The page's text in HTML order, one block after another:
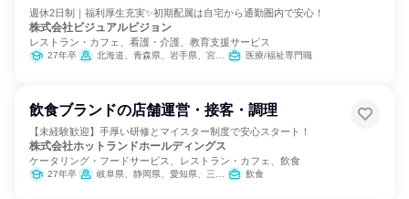
週休2日制｜福利厚生充実✨初期配属は自宅から通勤圏内で安心！
株式会社ビジュアルビジョン
レストラン・カフェ、看護・介護、教育支援サービス
27年卒 北海道、青森県、岩手県、宮城県、秋田県、山形県、福島県、茨城県、栃木県、群馬県、埼玉県、千葉県、東京都、神奈川県、新潟県、富山県、石川県、福井県、山梨県、長野県、岐阜県、静岡県、愛知県、三重県、滋賀県、京都府、大阪府、兵庫県、奈良県、和歌山県、鳥取県、島根県、岡山県、広島県、山口県、徳島県、香川県、愛媛県、高知県、福岡県、佐賀県、長崎県、熊本県、大分県、宮崎県、鹿児島県、沖縄県 医療/福祉専門職
飲食ブランドの店舗運営・接客・調理
【未経験歓迎】手厚い研修とマイスター制度で安心スタート！
株式会社ホットランドホールディングス
ケータリング・フードサービス、レストラン・カフェ、飲食
27年卒 岐阜県、静岡県、愛知県、三重県 飲食